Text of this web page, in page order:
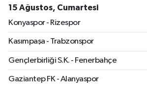
15 Ağustos, Cumartesi
Konyaspor - Rizespor
Kasımpaşa - Trabzonspor
Gençlerbirliği S.K. - Fenerbahçe
Gaziantep FK - Alanyaspor